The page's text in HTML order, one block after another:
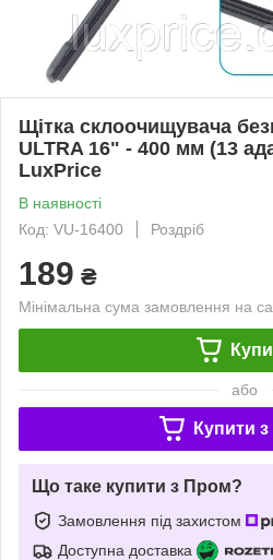
Щітка склоочищувача
ULTRA 16" - 400 мм (13
LuxPrice
В наявності
Код: VU-16400
Роздріб
189 ₴
Мінімальна сума замовлення на
або
Купити з
Що таке купити з Пром?
Замовлення під захистом
Доступна доставка